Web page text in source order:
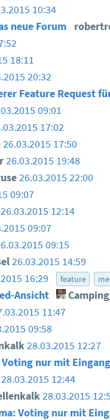
10:34
neue Forum
18:11
20:32
Feature Request
09:01
17:02
26.03.2015 17:50
26.03.2015 19:48
26.03.2015 22:00
09:07
26.03.2015 12:14
09:07
09:15
26.03.2015 14:59
16:29 feature
Ansicht
11:47
09:58
28.03.2015 12:27
Voting nur mit
28.03.2015 12:44
28.03.2015
Voting nur mit